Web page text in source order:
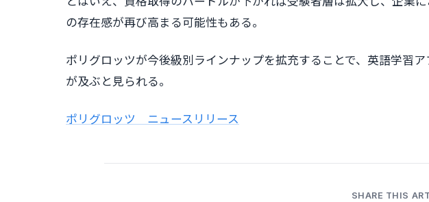
の存在感が再び高まる可能性もある。
ポリグロッツが今後級別ラインナップを拡充することで、英語学習
が及ぶと見られる。
ポリグロッツ ニュースリリース
SHARE THIS